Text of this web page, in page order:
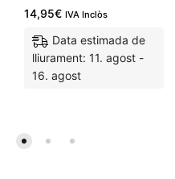
14,95€ IVA Inclòs
Data estimada de
lliurament: 11. agost -
16. agost